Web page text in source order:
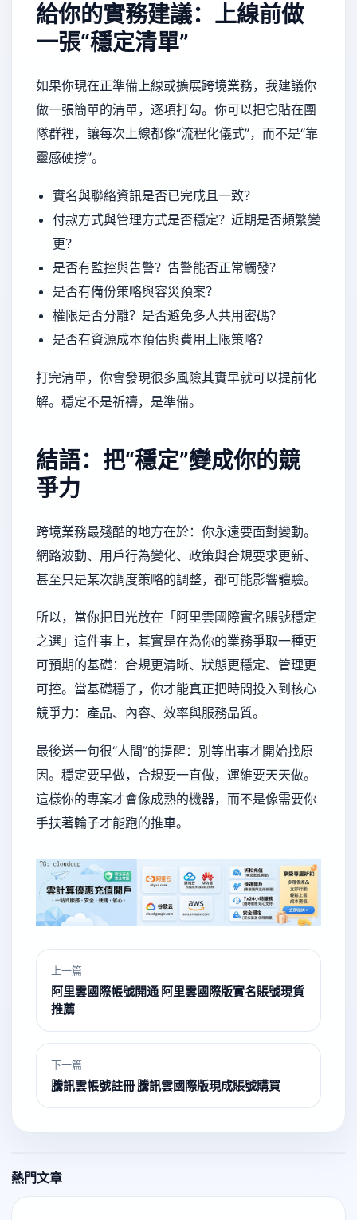
給你的實務建議：上線前做
一張“穩定清單”
如果你現在正準備上線或擴展跨境業務，我建議你
做一張簡單的清單，逐項打勾。你可以把它貼在團
隊群裡，讓每次上線都像“流程化儀式”，而不是“靠
靈感硬撐”。
實名與聯絡資訊是否已完成且一致？
付款方式與管理方式是否穩定？近期是否頻繁變
更？
是否有監控與告警？告警能否正常觸發？
是否有備份策略與容災預案？
權限是否分離？是否避免多人共用密碼？
是否有資源成本預估與費用上限策略？
打完清單，你會發現很多風險其實早就可以提前化
解。穩定不是祈禱，是準備。
結語：把“穩定”變成你的競
爭力
跨境業務最殘酷的地方在於：你永遠要面對變動。
網路波動、用戶行為變化、政策與合規要求更新、
甚至只是某次調度策略的調整，都可能影響體驗。
所以，當你把目光放在「阿里雲國際實名賬號穩定
之選」這件事上，其實是在為你的業務爭取一種更
可預期的基礎：合規更清晰、狀態更穩定、管理更
可控。當基礎穩了，你才能真正把時間投入到核心
競爭力：產品、內容、效率與服務品質。
最後送一句很“人間”的提醒：別等出事才開始找原
因。穩定要早做，合規要一直做，運維要天天做。
這樣你的專案才會像成熟的機器，而不是像需要你
手扶著輪子才能跑的推車。
上一篇
阿里雲國際帳號開通 阿里雲國際版實名賬號現貨
推薦
下一篇
騰訊雲帳號註冊 騰訊雲國際版現成賬號購買
熱門文章